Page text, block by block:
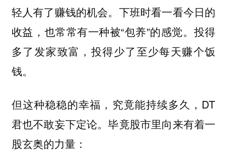
轻人有了赚钱的机会。下班时看一看今日的
收益，也常常有一种被“包养”的感觉。投得
多了发家致富，投得少了至少每天赚个饭
钱。
但这种稳稳的幸福，究竟能持续多久，DT
君也不敢妄下定论。毕竟股市里向来有着一
股玄奥的力量：